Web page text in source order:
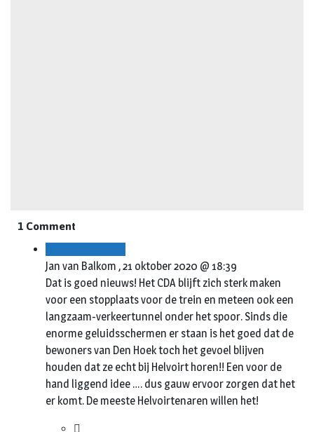
1 Comment
Jan van Balkom ,21 oktober 2020 @ 18:39
Dat is goed nieuws! Het CDA blijft zich sterk maken
voor een stopplaats voor de trein en meteen ook een
langzaam-verkeertunnel onder het spoor. Sinds die
enorme geluidsschermen er staan is het goed dat de
bewoners van Den Hoek toch het gevoel blijven
houden dat ze echt bij Helvoirt horen!! Een voor de
hand liggend idee …. dus gauw ervoor zorgen dat het
er komt. De meeste Helvoirtenaren willen het!